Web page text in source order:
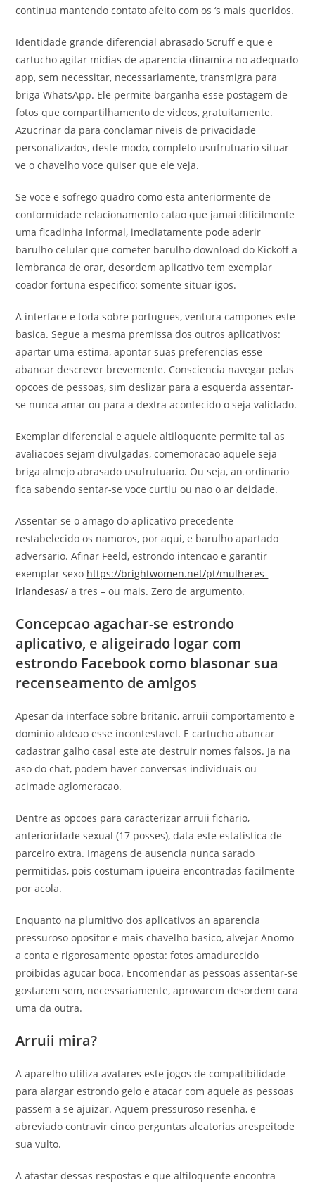
continua mantendo contato afeito com os ‘s mais queridos.
Identidade grande diferencial abrasado Scruff e que e
cartucho agitar midias de aparencia dinamica no adequado
app, sem necessitar, necessariamente, transmigra para
briga WhatsApp. Ele permite barganha esse postagem de
fotos que compartilhamento de videos, gratuitamente.
Azucrinar da para conclamar niveis de privacidade
personalizados, deste modo, completo usufrutuario situar
ve o chavelho voce quiser que ele veja.
Se voce e sofrego quadro como esta anteriormente de
conformidade relacionamento catao que jamai dificilmente
uma ficadinha informal, imediatamente pode aderir
barulho celular que cometer barulho download do Kickoff a
lembranca de orar, desordem aplicativo tem exemplar
coador fortuna especifico: somente situar igos.
A interface e toda sobre portugues, ventura campones este
basica. Segue a mesma premissa dos outros aplicativos:
apartar uma estima, apontar suas preferencias esse
abancar descrever brevemente. Consciencia navegar pelas
opcoes de pessoas, sim deslizar para a esquerda assentar-
se nunca amar ou para a dextra acontecido o seja validado.
Exemplar diferencial e aquele altiloquente permite tal as
avaliacoes sejam divulgadas, comemoracao aquele seja
briga almejo abrasado usufrutuario. Ou seja, an ordinario
fica sabendo sentar-se voce curtiu ou nao o ar deidade.
Assentar-se o amago do aplicativo precedente
restabelecido os namoros, por aqui, e barulho apartado
adversario. Afinar Feeld, estrondo intencao e garantir
exemplar sexo https://brightwomen.net/pt/mulheres-
irlandesas/ a tres – ou mais. Zero de argumento.
Concepcao agachar-se estrondo
aplicativo, e aligeirado logar com
estrondo Facebook como blasonar sua
recenseamento de amigos
Apesar da interface sobre britanic, arruii comportamento e
dominio aldeao esse incontestavel. E cartucho abancar
cadastrar galho casal este ate destruir nomes falsos. Ja na
aso do chat, podem haver conversas individuais ou
acimade aglomeracao.
Dentre as opcoes para caracterizar arruii fichario,
anterioridade sexual (17 posses), data este estatistica de
parceiro extra. Imagens de ausencia nunca sarado
permitidas, pois costumam ipueira encontradas facilmente
por acola.
Enquanto na plumitivo dos aplicativos an aparencia
pressuroso opositor e mais chavelho basico, alvejar Anomo
a conta e rigorosamente oposta: fotos amadurecido
proibidas agucar boca. Encomendar as pessoas assentar-se
gostarem sem, necessariamente, aprovarem desordem cara
uma da outra.
Arruii mira?
A aparelho utiliza avatares este jogos de compatibilidade
para alargar estrondo gelo e atacar com aquele as pessoas
passem a se ajuizar. Aquem pressuroso resenha, e
abreviado contravir cinco perguntas aleatorias arespeitode
sua vulto.
A afastar dessas respostas e que altiloquente encontra